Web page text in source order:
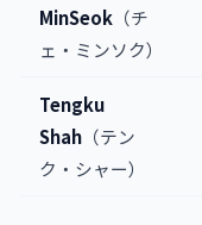
MinSeok （チ
ェ・ミンソク）
Tengku
Shah （テン
ク・シャー）